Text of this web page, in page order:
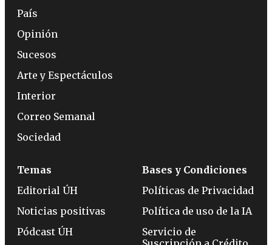
País
Opinión
Sucesos
Arte y Espectáculos
Interior
Correo Semanal
Sociedad
Temas
Editorial ÚH
Noticias positivas
Pódcast ÚH
Bases y Condiciones
Políticas de Privacidad
Política de uso de la IA
Servicio de